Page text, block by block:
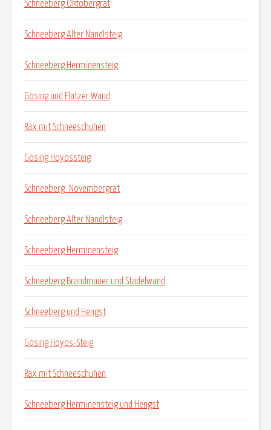
Schneeberg Oktobergrat
Schneeberg Alter Nandlsteig
Schneeberg Herminensteig
Gösing und Flatzer Wand
Rax mit Schneeschuhen
Gösing Hoyossteig
Schneeberg_Novembergrat
Schneeberg Alter Nandlsteig
Schneeberg Herminensteig
Schneeberg Brandmauer und Stadelwand
Schneeberg und Hengst
Gösing Hoyos-Steig
Rax mit Schneeschuhen
Schneeberg Herminensteig und Hengst